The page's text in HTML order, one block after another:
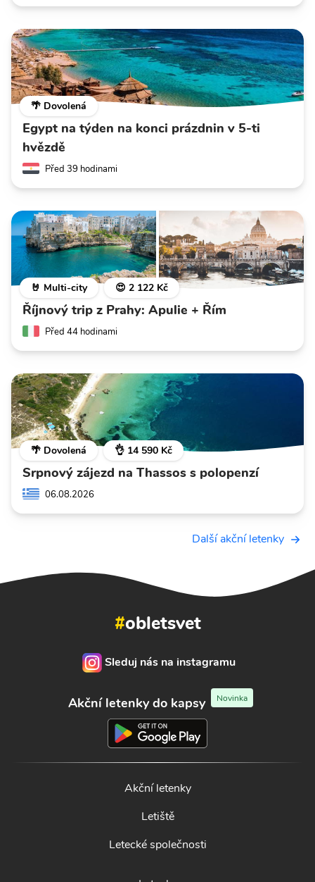
🌴 Dovolená
Egypt na týden na konci prázdnin v 5-ti
hvězdě
Před 39 hodinami
🤘 Multi-city 😍 2 122 Kč
Říjnový trip z Prahy: Apulie + Řím
Před 44 hodinami
🌴 Dovolená 👌 14 590 Kč
Srpnový zájezd na Thassos s polopenzí
06.08.2026
Další akční letenky
#obletsvet
Sleduj nás na instagramu
Akční letenky do kapsy Novinka
Akční letenky
Letiště
Letecké společnosti